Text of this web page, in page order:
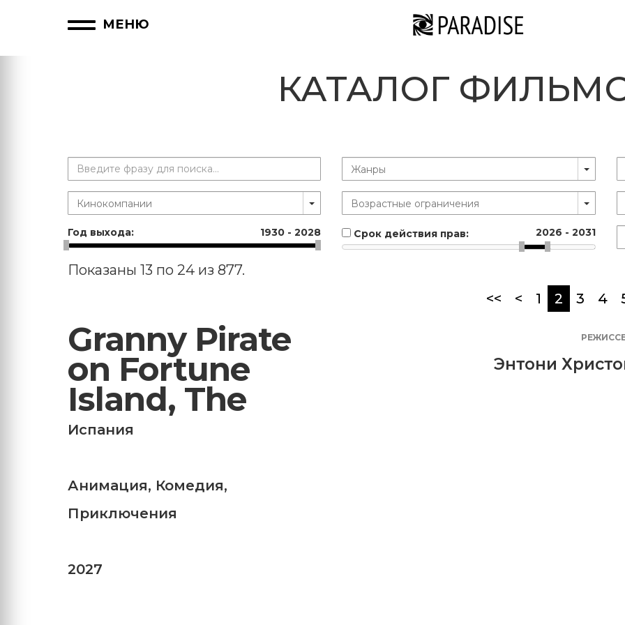
МЕНЮ
КАТАЛОГ
Год выхода: 1930 -2028 Срок действия прав: 2026 - 2031
Показаны 13 по 24 из 877.
<<
< 1 2 3 4
Granny Pirate
on Fortune
Island, The
Испания
Анимация, Комедия,
Приключения
2027
Энтони